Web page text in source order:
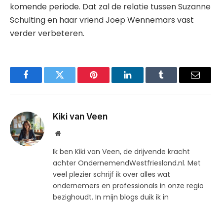
komende periode. Dat zal de relatie tussen Suzanne
Schulting en haar vriend Joep Wennemars vast
verder verbeteren.
FacebookTwitter Pinterest LinkedInTumblr Email
Kiki van Veen
Website
Ik ben Kiki van Veen, de drijvende kracht
achter OndernemendWestfriesland.nl. Met
veel plezier schrijf ik over alles wat
ondernemers en professionals in onze regio
bezighoudt. In mijn blogs duik ik in